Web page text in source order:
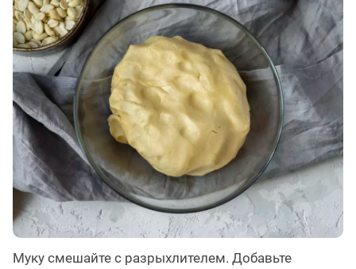
Муку смешайте с разрыхлителем. Добавьте